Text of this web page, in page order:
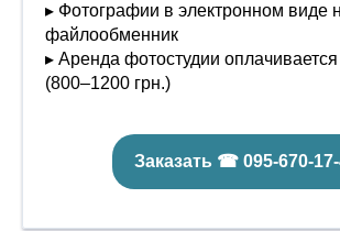
▸ Фотографии в электронном виде
файлообменник
▸ Аренда фотостудии оплачивается
(800–1200 грн.)
Заказать ☎ 095-670-